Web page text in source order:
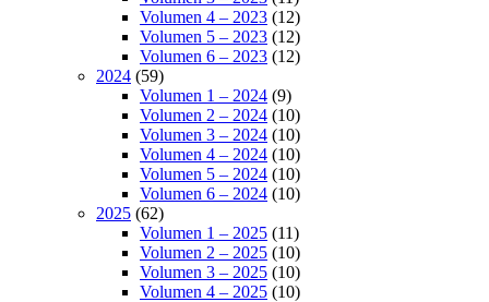
Volumen 4 – 2023 (12)
Volumen 5 – 2023 (12)
Volumen 6 – 2023 (12)
2024 (59)
Volumen 1 – 2024 (9)
Volumen 2 – 2024 (10)
Volumen 3 – 2024 (10)
Volumen 4 – 2024 (10)
Volumen 5 – 2024 (10)
Volumen 6 – 2024 (10)
2025 (62)
Volumen 1 – 2025 (11)
Volumen 2 – 2025 (10)
Volumen 3 – 2025 (10)
Volumen 4 – 2025 (10)